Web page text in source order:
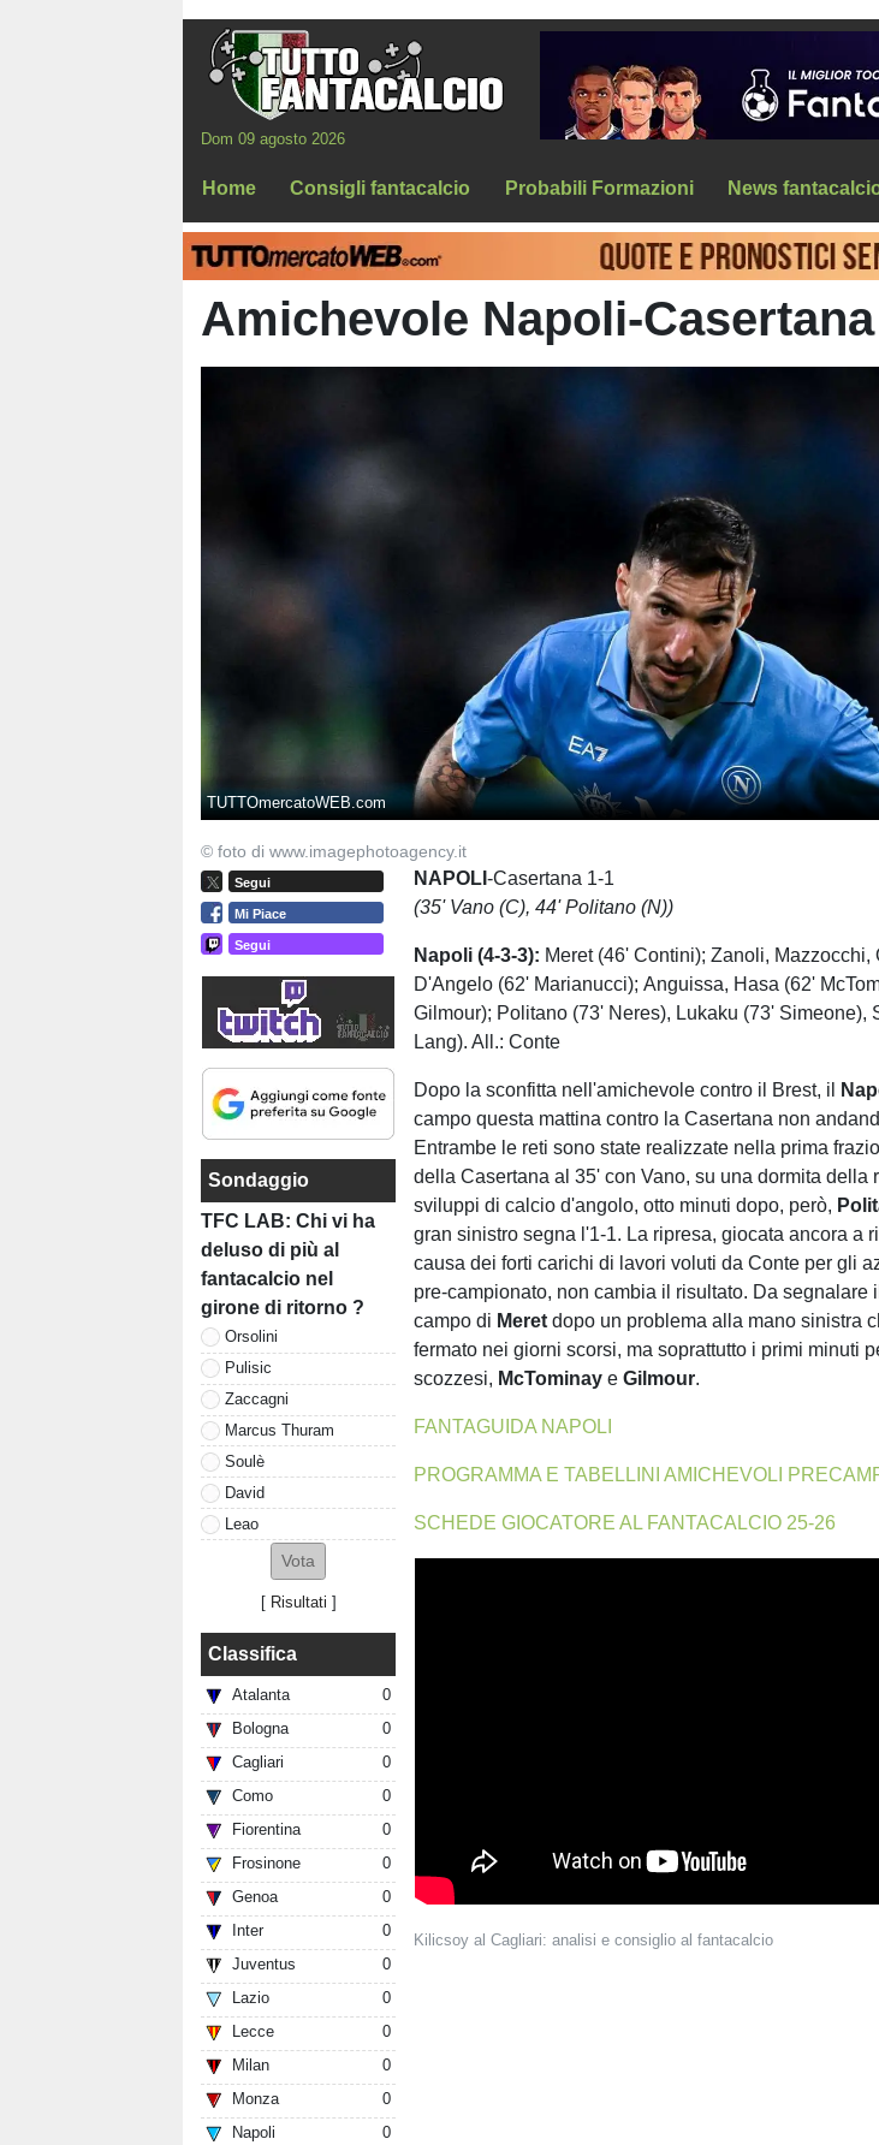
Dom 09 agosto 2026
Home Consigli fantacalcio Probabili Formazioni News
Amichevole Napoli-
TUTTOmercatoWEB.com
© foto di www.imagephotoagency.it
Segui
Mi Piace
Segui
Sondaggio
TFC LAB: Chi vi ha
deluso di più al
fantacalcio nel
girone di ritorno ?
Orsolini
Pulisic
Zaccagni
Marcus Thuram
Soulè
David
Leao
[ Risultati ]
Classifica
Atalanta
0
Bologna
0
Cagliari
0
Como
0
Fiorentina
0
Frosinone
0
Genoa
0
Inter
0
Juventus
0
Lazio
0
Lecce
0
Milan
0
Monza
0
Napoli
0
NAPOLI-Casertana 1-1
(35' Vano (C), 44' Politano (N))
Napoli (4-3-3): Meret (46' Contini); Zanoli, Mazzocchi,
D'Angelo (62' Marianucci); Anguissa, Hasa (62'
Gilmour); Politano (73' Neres), Lukaku (73' Simeone),
Lang). All.: Conte
Dopo la sconfitta nell'amichevole contro il Brest, il
campo questa mattina contro la Casertana non
Entrambe le reti sono state realizzate nella prima
della Casertana al 35' con Vano, su una dormita della
sviluppi di calcio d'angolo, otto minuti dopo, però,
gran sinistro segna l'1-1. La ripresa, giocata ancora a
causa dei forti carichi di lavori voluti da Conte per gli
pre-campionato, non cambia il risultato. Da segnalare
campo di Meret dopo un problema alla mano sinistra
fermato nei giorni scorsi, ma soprattutto i primi minuti
scozzesi, McTominay eGilmour.
FANTAGUIDA NAPOLI
PROGRAMMA E TABELLINI AMICHEVOLI
SCHEDE GIOCATORE AL FANTACALCIO 25-26
Kilicsoy al Cagliari: analisi e consiglio al fantacalcio